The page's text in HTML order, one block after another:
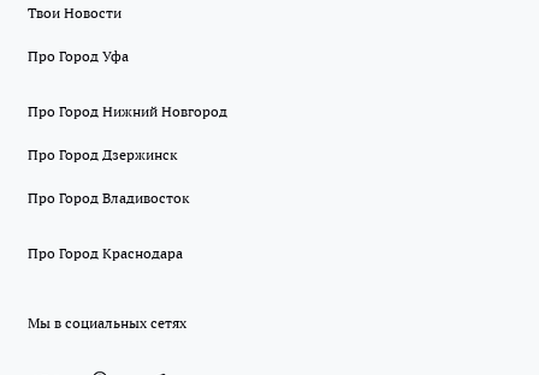
Твои Новости
Про Город Уфа
Про Город Нижний Новгород
Про Город Дзержинск
Про Город Владивосток
Про Город Краснодара
Мы в социальных сетях